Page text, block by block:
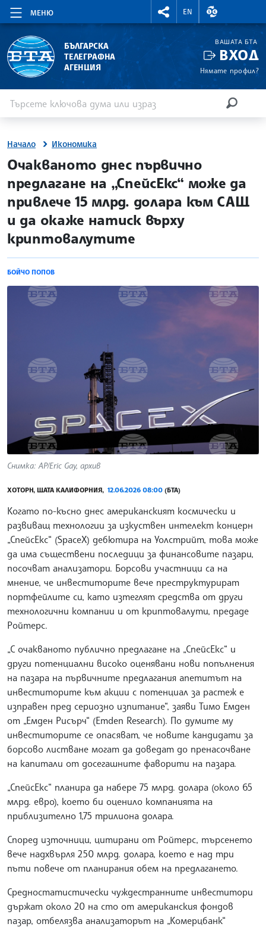
МЕНЮ
RIGHTMENU.SOCIAL
EN
ВАЛУТНИ
БЪЛГАРСКА
ТЕЛЕГРАФНА
АГЕНЦИЯ
ВАШАТА БТА
ВХОД
Нямате профил?
Начало Икономика
site.bta
Очакваното днес първично
предлагане на „СпейсЕкс“ може да
привлече 15 млрд. долара към САЩ
и да окаже натиск върху
криптовалутите
БОЙЧО ПОПОВ
Снимка: АP/Eric Gay, архив
ХОТОРН, ЩАТА КАЛИФОРНИЯ, 12.06.2026 08:00 (БТА)
Когато по-късно днес американският космически и
развиващ технологии за изкуствен интелект концерн
„СпейсЕкс“ (SpaceX) дебютира на Уолстрийт, това може
да има съществени последици за финансовите пазари,
посочват анализатори. Борсови участници са на
мнение, че инвеститорите вече преструктурират
портфейлите си, като изтеглят средства от други
технологични компании и от криптовалути, предаде
Ройтерс.
„С очакваното публично предлагане на „СпейсЕкс“ и
други потенциални високо оценявани нови попълнения
на пазара на първичните предлагания апетитът на
инвеститорите към акции с потенциал за растеж е
изправен пред сериозно изпитание“, заяви Тимо Емден
от „Емден Рисърч“ (Emden Research). По думите му
инвеститорите се опасяват, че новите кандидати за
борсово листване могат да доведат до пренасочване
на капитали от досегашните фаворити на пазара.
„СпейсЕкс“ планира да набере 75 млрд. долара (около 65
млрд. евро), което би оценило компанията на
приблизително 1,75 трилиона долара.
Според източници, цитирани от Ройтерс, търсенето
вече надхвърля 250 млрд. долара, което е над три
пъти повече от планирания обем на предлагането.
Средностатистически чуждестранните инвеститори
държат около 20 на сто от американския фондов
пазар, отбелязва анализаторът на „Комерцбанк“